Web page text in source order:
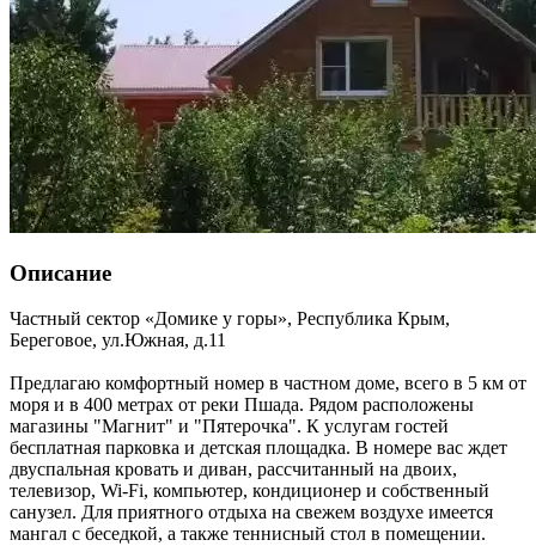
Описание
Частный сектор «Домике у горы», Республика Крым,
Береговое, ул.Южная, д.11
Предлагаю комфортный номер в частном доме, всего в 5 км от
моря и в 400 метрах от реки Пшада. Рядом расположены
магазины "Магнит" и "Пятерочка". К услугам гостей
бесплатная парковка и детская площадка. В номере вас ждет
двуспальная кровать и диван, рассчитанный на двоих,
телевизор, Wi-Fi, компьютер, кондиционер и собственный
санузел. Для приятного отдыха на свежем воздухе имеется
мангал с беседкой, а также теннисный стол в помещении.